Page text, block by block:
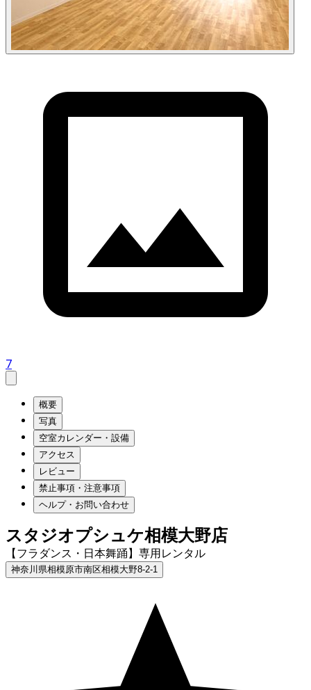
7
概要
写真
空室カレンダー・設備
アクセス
レビュー
禁止事項・注意事項
ヘルプ・お問い合わせ
スタジオプシュケ相模大野店
【フラダンス・日本舞踊】専用レンタル
神奈川県相模原市南区相模大野8-2-1